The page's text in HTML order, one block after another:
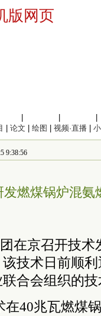
版网页
论文 绘图 视频·直播
9:38:56
发燃煤锅炉混氨
在京召开技
技术日前顺
合会组织的
40兆瓦燃煤